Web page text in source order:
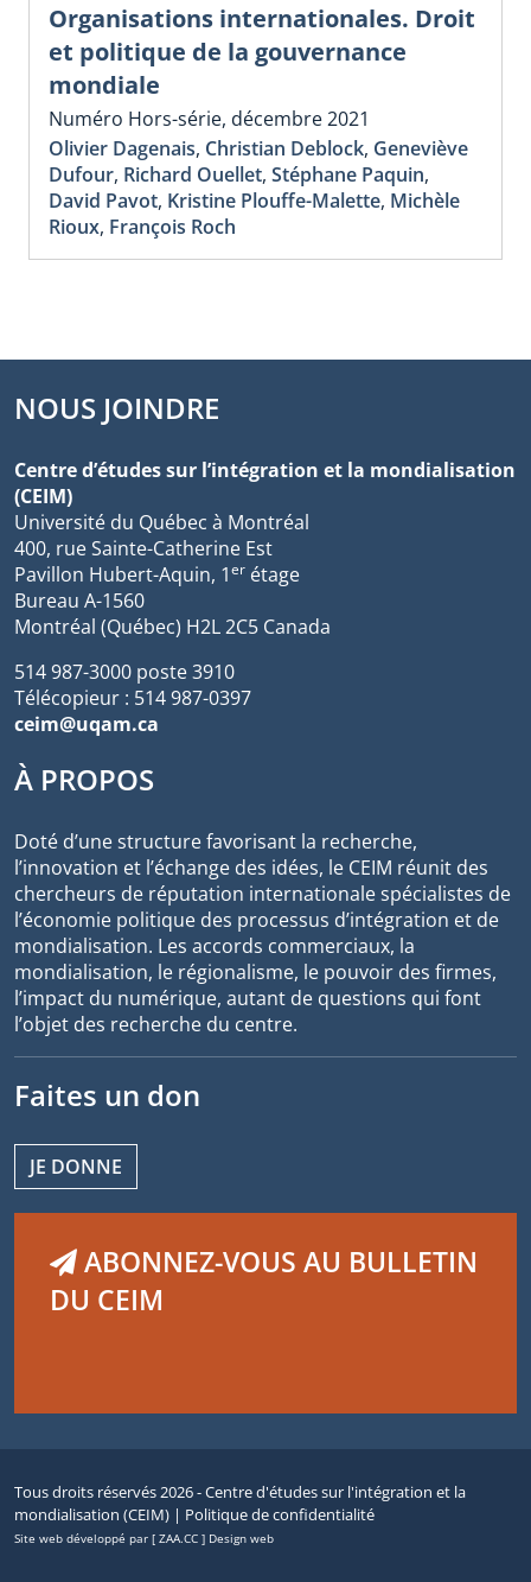
Organisations internationales. Droit
et politique de la gouvernance
mondiale
Numéro Hors-série, décembre 2021
Olivier Dagenais, Christian Deblock, Geneviève
Dufour, Richard Ouellet, Stéphane Paquin,
David Pavot, Kristine Plouffe-Malette, Michèle
Rioux, François Roch
NOUS JOINDRE
Centre d’études sur l’intégration et la mondialisation
(CEIM)
Université du Québec à Montréal
400, rue Sainte-Catherine Est
Pavillon Hubert-Aquin, 1er étage
Bureau A-1560
Montréal (Québec) H2L 2C5 Canada
514 987-3000 poste 3910
Télécopieur : 514 987-0397
ceim@uqam.ca
À PROPOS
Doté d’une structure favorisant la recherche,
l’innovation et l’échange des idées, le CEIM réunit des
chercheurs de réputation internationale spécialistes de
l’économie politique des processus d’intégration et de
mondialisation. Les accords commerciaux, la
mondialisation, le régionalisme, le pouvoir des firmes,
l’impact du numérique, autant de questions qui font
l’objet des recherche du centre.
Faites un don
JE DONNE
ABONNEZ-VOUS AU BULLETIN
DU CEIM
Tous droits réservés 2026 - Centre d'études sur l'intégration et la
mondialisation (CEIM) | Politique de confidentialité
Site web développé par [ ZAA.CC ] Design web